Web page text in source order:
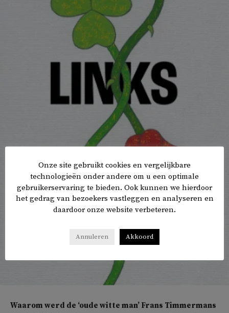
Waarom werd de ‘oude witte man’ Frans Timmermans
Onze site gebruikt cookies en vergelijkbare
technologieën onder andere om u een optimale
gebruikerservaring te bieden. Ook kunnen we hierdoor
het gedrag van bezoekers vastleggen en analyseren en
daardoor onze website verbeteren.
Annuleren Akkoord